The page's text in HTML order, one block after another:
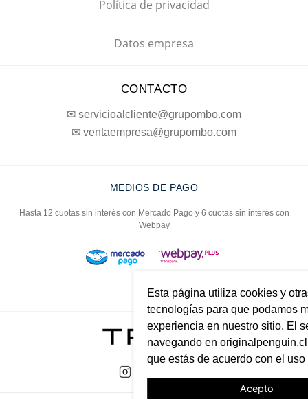
Política de privacidad
Datos empresa
CONTACTO
✉ servicioalcliente@grupombo.com
✉ ventaempresa@grupombo.com
MEDIOS DE PAGO
Hasta 12 cuotas sin interés con Mercado Pago y 6 cuotas sin interés con
Webpay
Acepto
Esta página utiliza cookies y
tecnologías para que podamos
experiencia en nuestro sitio. El
navegando en
que estás de acuerdo con el